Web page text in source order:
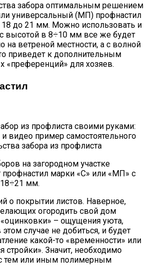
забора оптимальным решением
универсальный (МП) профнастил
до 21 мм. Можно использовать и
высотой в 8÷10 мм все же будет
на ветреной местности, а с волной
приведет к дополнительным
«преференций» для хозяев.
на загородном участке
марки «С» или «МП» с
мм.
о покрытии листов. Наверное,
огородить свой дом
– ощущения уюта,
случае не добиться, и будет
какой-то «временности» или
Значит, необходимо
тем или иным полимерным